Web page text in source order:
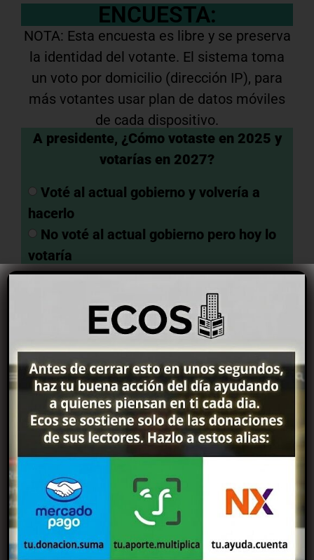
ENCUESTA:
A presidente, ¿Cómo votaste en 2025 y
votarías en 2027?
Voté al actual gobierno y volvería a
hacerlo
No voté al actual gobierno pero hoy lo
votaría
Voté al actual gobierno pero no lo voy a
No voté ni votaría al actual gobierno
View Results
NOTA: Esta encuesta es libre y se preserva
la identidad del votante. El sistema toma
un voto por domicilio (dirección IP), para
más votantes usar plan de datos móviles
de cada dispositivo.